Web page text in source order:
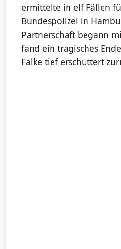
ermittelte in elf Fällen
Bundespolizei in
Partnerschaft begann
fand ein tragisches
Falke tief erschüttert